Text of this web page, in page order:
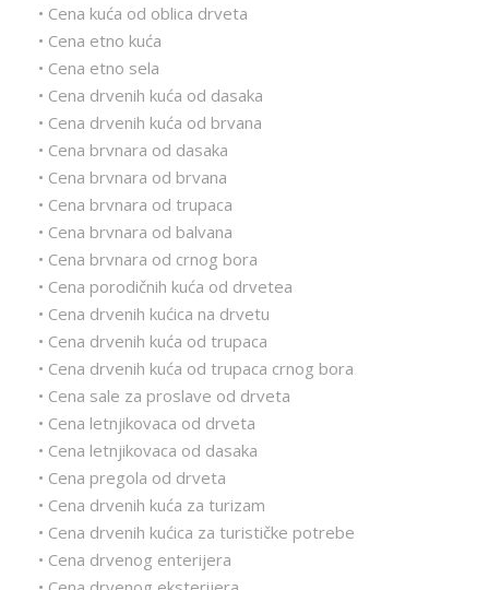
• Cena kuća od oblica drveta
• Cena etno kuća
• Cena etno sela
• Cena drvenih kuća od dasaka
• Cena drvenih kuća od brvana
• Cena brvnara od dasaka
• Cena brvnara od brvana
• Cena brvnara od trupaca
• Cena brvnara od balvana
• Cena brvnara od crnog bora
• Cena porodičnih kuća od drvetea
• Cena drvenih kućica na drvetu
• Cena drvenih kuća od trupaca
• Cena drvenih kuća od trupaca crnog bora
• Cena sale za proslave od drveta
• Cena letnjikovaca od drveta
• Cena letnjikovaca od dasaka
• Cena pregola od drveta
• Cena drvenih kuća za turizam
• Cena drvenih kućica za turističke potrebe
• Cena drvenog enterijera